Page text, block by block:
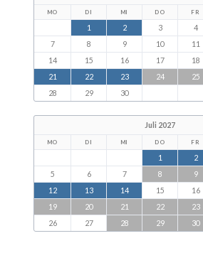
MO DI MI DO FR
1 2 3 4
7
8 9 10 11
14
15 16 17 18
21
22 23 24 25
28
29 30
Juli 2027
MO DI MI DO FR
1 2
5
6 7 8 9
12
13 14 15 16
19
20 21 22 23
26
27 28 29 30